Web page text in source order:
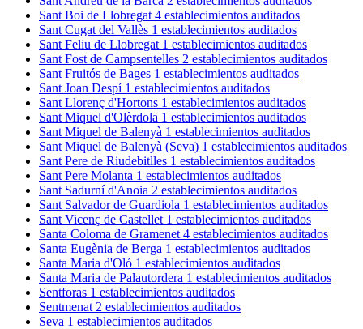
Sant Boi de Llobregat 4 establecimientos auditados
Sant Cugat del Vallès 1 establecimientos auditados
Sant Feliu de Llobregat 1 establecimientos auditados
Sant Fost de Campsentelles 2 establecimientos auditados
Sant Fruitós de Bages 1 establecimientos auditados
Sant Joan Despí 1 establecimientos auditados
Sant Llorenç d'Hortons 1 establecimientos auditados
Sant Miquel d'Olèrdola 1 establecimientos auditados
Sant Miquel de Balenyà 1 establecimientos auditados
Sant Miquel de Balenyà (Seva) 1 establecimientos auditados
Sant Pere de Riudebitlles 1 establecimientos auditados
Sant Pere Molanta 1 establecimientos auditados
Sant Sadurní d'Anoia 2 establecimientos auditados
Sant Salvador de Guardiola 1 establecimientos auditados
Sant Vicenç de Castellet 1 establecimientos auditados
Santa Coloma de Gramenet 4 establecimientos auditados
Santa Eugènia de Berga 1 establecimientos auditados
Santa Maria d'Oló 1 establecimientos auditados
Santa Maria de Palautordera 1 establecimientos auditados
Sentforas 1 establecimientos auditados
Sentmenat 2 establecimientos auditados
Seva 1 establecimientos auditados